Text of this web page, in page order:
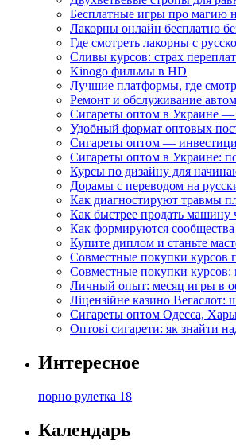
Бесплатные игры про магию
Лакорны онлайн бесплатно
Где смотреть лакорны с
Сливы курсов: страх
Kinogo фильмы в HD
Лучшие платформы, где
Ремонт и обслуживание
Сигареты оптом в Украине
Удобный формат оптовых
Сигареты оптом —
Сигареты оптом в Украине:
Курсы по дизайну для
Дорамы с переводом на
Как диагностируют травмы
Как быстрее продать машину
Как формируются
Купите диплом и станьте
Совместные покупки курсов
Совместные покупки курсов:
Личный опыт: месяц игры в
Ліцензійне казино Вегаслот:
Сигареты оптом Одесса,
Оптові сигарети: як знайти
Интересное
порно рулетка 18
Календарь